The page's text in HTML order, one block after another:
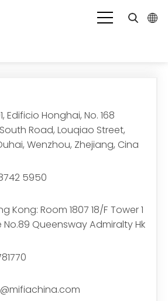
Deutsch
Español
日本語
Edificio Honghai, No. 168
Road, Louqiao Street,
Wenzhou, Zhejiang, Cina
5950
Kong: Room 1807 18/F Tower 1
No.89 Queensway Admiralty Hk